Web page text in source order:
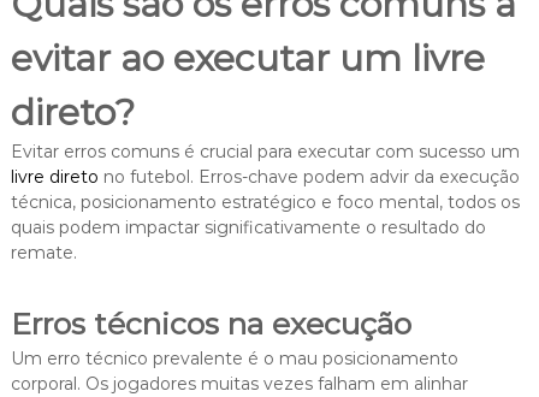
evitar ao executar um livre
direto?
Evitar erros comuns é crucial para executar com sucesso um
livre direto no futebol. Erros-chave podem advir da execução
técnica, posicionamento estratégico e foco mental, todos os
quais podem impactar significativamente o resultado do
remate.
Erros técnicos na execução
Um erro técnico prevalente é o mau posicionamento
corporal. Os jogadores muitas vezes falham em alinhar